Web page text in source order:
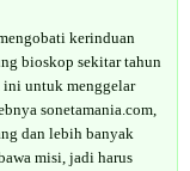
kerinduan
bioskop sekitar tahun
ini untuk menggelar
sonetamania.com,
dan lebih banyak
misi, jadi harus